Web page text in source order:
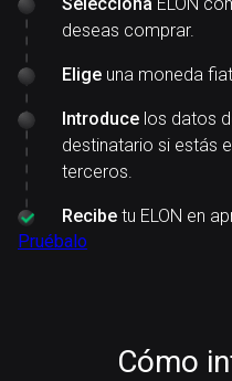
deseas comprar.
Elige una moneda
Introduce los datos
destinatario si estás
terceros.
Recibe tu ELON en
Pruébalo
Cómo